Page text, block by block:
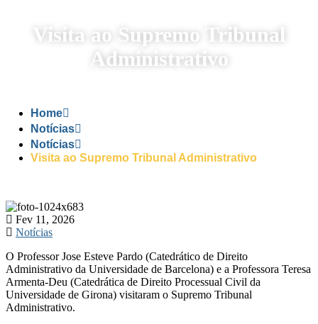
Visita ao Supremo Tribunal
Administrativo
Home
Notícias
Notícias
Visita ao Supremo Tribunal Administrativo
Fev 11, 2026
Notícias
O Professor Jose Esteve Pardo (Catedrático de Direito
Administrativo da Universidade de Barcelona) e a Professora Teresa
Armenta-Deu (Catedrática de Direito Processual Civil da
Universidade de Girona) visitaram o Supremo Tribunal
Administrativo.